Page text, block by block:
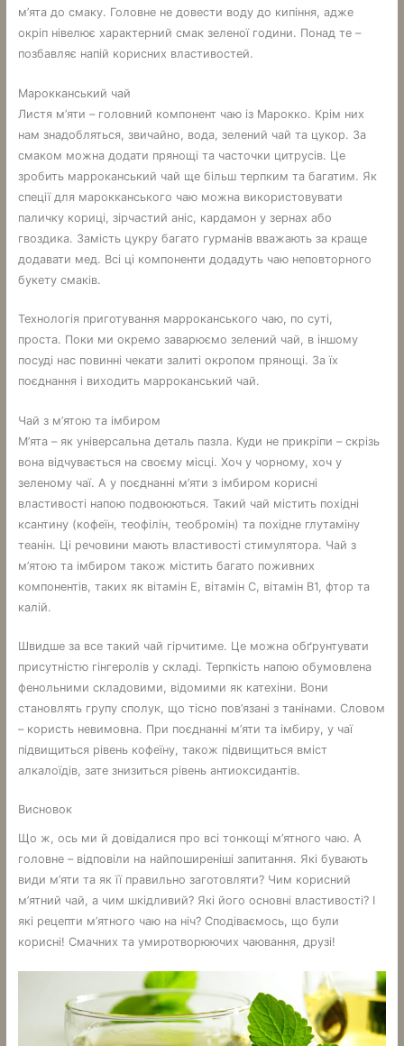
м’ята до смаку. Головне не довести воду до кипіння, адже
окріп нівелює характерний смак зеленої години. Понад те –
позбавляє напій корисних властивостей.
Марокканський чай
Листя м’яти – головний компонент чаю із Марокко. Крім них
нам знадобляться, звичайно, вода, зелений чай та цукор. За
смаком можна додати прянощі та часточки цитрусів. Це
зробить марроканський чай ще більш терпким та багатим. Як
спеції для марокканського чаю можна використовувати
паличку кориці, зірчастий аніс, кардамон у зернах або
гвоздика. Замість цукру багато гурманів вважають за краще
додавати мед. Всі ці компоненти додадуть чаю неповторного
букету смаків.
Технологія приготування марроканського чаю, по суті,
проста. Поки ми окремо заварюємо зелений чай, в іншому
посуді нас повинні чекати залиті окропом прянощі. За їх
поєднання і виходить марроканський чай.
Чай з м’ятою та імбиром
М’ята – як універсальна деталь пазла. Куди не прикріпи – скрізь
вона відчувається на своєму місці. Хоч у чорному, хоч у
зеленому чаї. А у поєднанні м’яти з імбиром корисні
властивості напою подвоюються. Такий чай містить похідні
ксантину (кофеїн, теофілін, теобромін) та похідне глутаміну
теанін. Ці речовини мають властивості стимулятора. Чай з
м’ятою та імбиром також містить багато поживних
компонентів, таких як вітамін Е, вітамін С, вітамін B1, фтор та
калій.
Швидше за все такий чай гірчитиме. Це можна обґрунтувати
присутністю гінгеролів у складі. Терпкість напою обумовлена ​​
фенольними складовими, відомими як катехіни. Вони
становлять групу сполук, що тісно пов’язані з танінами. Словом
– користь невимовна. При поєднанні м’яти та імбиру, у чаї
підвищиться рівень кофеїну, також підвищиться вміст
алкалоїдів, зате знизиться рівень антиоксидантів.
Висновок
Що ж, ось ми й довідалися про всі тонкощі м’ятного чаю. А
головне – відповіли на найпоширеніші запитання. Які бувають
види м’яти та як її правильно заготовляти? Чим корисний
м’ятний чай, а чим шкідливий? Які його основні властивості? І
які рецепти м’ятного чаю на ніч? Сподіваємось, що були
корисні! Смачних та умиротворюючих чаювання, друзі!